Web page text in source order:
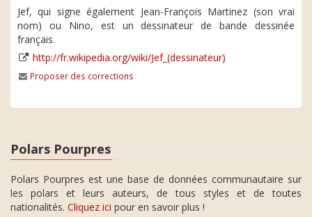
Jef, qui signe également Jean-François Martinez (son vrai
nom) ou Nino, est un dessinateur de bande dessinée
français.
http://fr.wikipedia.org/wiki/Jef_(dessinateur)
Proposer des corrections
Polars Pourpres
Polars Pourpres est une base de données communautaire sur
les polars et leurs auteurs, de tous styles et de toutes
nationalités. Cliquez ici pour en savoir plus !